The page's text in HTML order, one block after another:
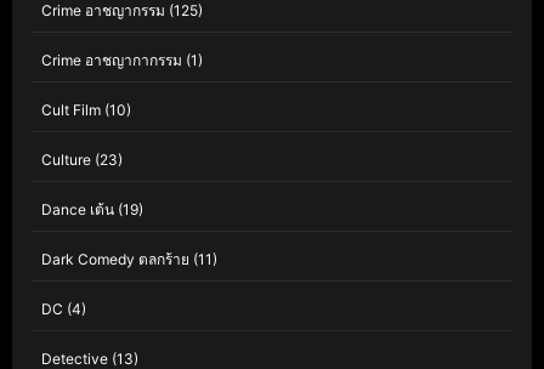
Crime อาชญากรรม (125)
Crime อาชญากากรรม (1)
Cult Film (10)
Culture (23)
Dance เต้น (19)
Dark Comedy ตลกร้าย (11)
DC (4)
Detective (13)